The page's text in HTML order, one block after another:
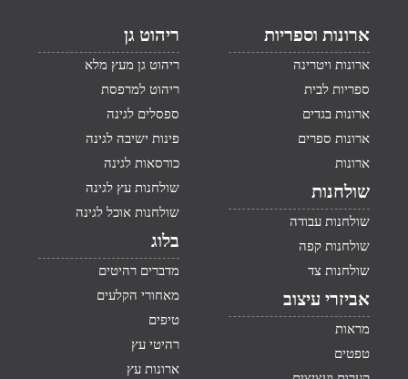
ארונות וספריות
ארונות ויטרינה
ספריות לבית
ארונות בגדים
ארונות ספרים
ארונות
שולחנות
שולחנות עבודה
שולחנות קפה
שולחנות צד
אביזרי עיצוב
מראות
טפטים
ריהוט גן
ריהוט גן מעץ מלא
ריהוט למרפסת
ספסלים לגינה
פינות ישיבה לגינה
כורסאות לגינה
שולחנות עץ לגינה
שולחנות אוכל לגינה
בלוג
מדברים רהיטים
מאחורי הקלעים
טיפים
רהיטי עץ
ארונות עץ